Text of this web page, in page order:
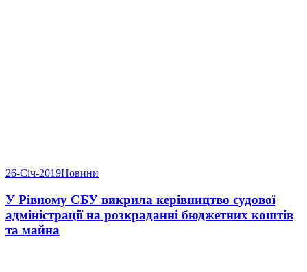
26-Січ-2019Новини
У Рівному СБУ викрила керівництво судової
адміністрації на розкраданні бюджетних коштів
та майна